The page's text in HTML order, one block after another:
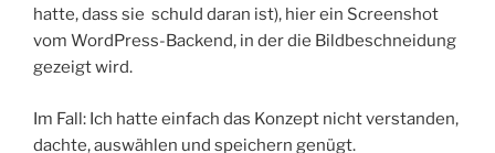
hatte, dass sie schuld daran ist), hier ein Screenshot
vom WordPress-Backend, in der die Bildbeschneidung
gezeigt wird.
Im Fall: Ich hatte einfach das Konzept nicht verstanden,
dachte, auswählen und speichern genügt.